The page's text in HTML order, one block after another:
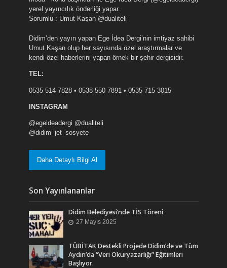
yerel yayıncılık önderliği yapar.
Sorumlu : Umut Kaşan @dualiteli
Didim’den yayın yapan Ege İdea Dergi’nin imtiyaz sahibi
Umut Kaşan olup her sayısında özel araştırmalar ve
kendi özel haberlerini yapan örnek bir şehir dergisidir.
TEL:
0535 514 7828 • 0538 550 7891 • 0535 715 3015
INSTAGRAM
@egeideadergi @dualiteli
@didim_jet_sosyete
Daha Detaylı Bilgi Al
Son Yayınlananlar
Didim Belediyesi’nde TİS Töreni
27 Mayıs 2025
TÜBİTAK Destekli Projede Didim’de ve Tüm
Aydın’da “Veri Okuryazarlığı” Eğitimleri
Başlıyor.